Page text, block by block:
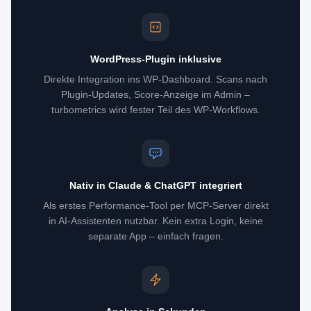
WordPress-Plugin inklusive
Direkte Integration ins WP-Dashboard. Scans nach
Plugin-Updates, Score-Anzeige im Admin –
turbometrics wird fester Teil des WP-Workflows.
Nativ in Claude & ChatGPT integriert
Als erstes Performance-Tool per MCP-Server direkt
in AI-Assistenten nutzbar. Kein extra Login, keine
separate App – einfach fragen.